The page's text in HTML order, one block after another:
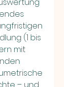
(1 bis
mit